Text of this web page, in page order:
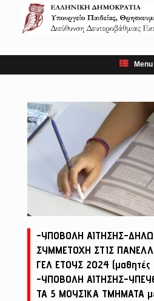
content
Menu
-ΥΠΟΒΟΛΗ ΑΙΤΗΣΗΣ-
ΣΥΜΜΕΤΟΧΗ ΣΤΙΣ
ΓΕΛ ΕΤΟΥΣ 2024 (μαθητές
-ΥΠΟΒΟΛΗ ΑΙΤΗΣΗΣ-
ΤΑ 5 ΜΟΥΣΙΚΑ ΤΜΗΜΑΤΑ με